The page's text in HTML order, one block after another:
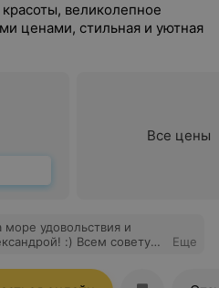
великолепное
ценами, стильная и уютная
Все цены
море удовольствия и
:) Всем советую
себя ждать! )
Еще